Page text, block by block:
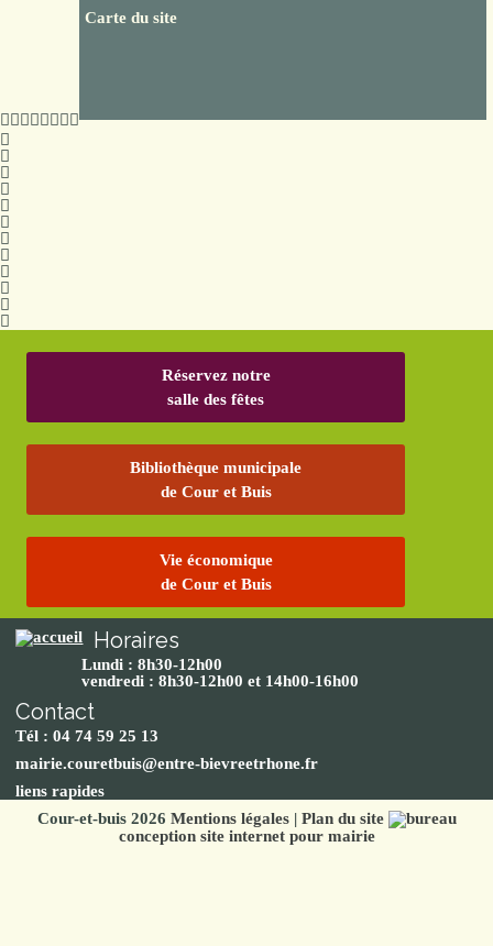
Carte du site
Réservez notre
salle des fêtes
Bibliothèque municipale
de Cour et Buis
Vie économique
de Cour et Buis
Horaires
Lundi : 8h30-12h00
vendredi : 8h30-12h00 et 14h00-16h00
Contact
Tél : 04 74 59 25 13
mairie.couretbuis@entre-bievreetrhone.fr
liens rapides
Cour-et-buis 2026 Mentions légales| Plan du site
conception site internet pour mairie